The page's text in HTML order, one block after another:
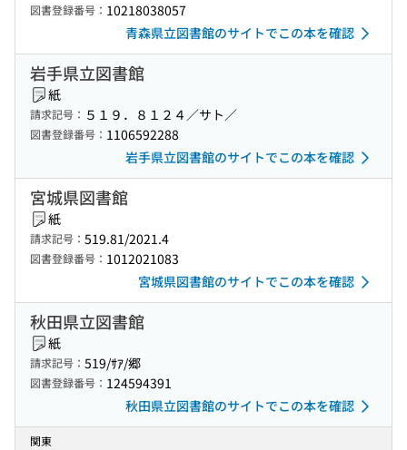
図書登録番号： 10218038057
青森県立図書館のサイトでこの本を確認
岩手県立図書館
紙
請求記号： ５１９．８１２４／サト／
図書登録番号： 1106592288
岩手県立図書館のサイトでこの本を確認
宮城県図書館
紙
請求記号： 519.81/2021.4
図書登録番号： 1012021083
宮城県図書館のサイトでこの本を確認
秋田県立図書館
紙
請求記号： 519/ｻｱ/郷
図書登録番号： 124594391
秋田県立図書館のサイトでこの本を確認
関東